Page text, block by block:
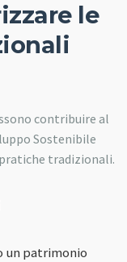
le
contribuire al
Sostenibile
tradizionali.
un patrimonio